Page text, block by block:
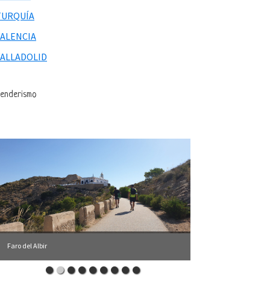
Faro del Albir